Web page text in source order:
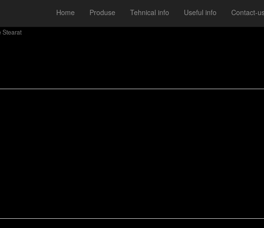
Home Produse Tehnical info Useful info Contact-
Stearat